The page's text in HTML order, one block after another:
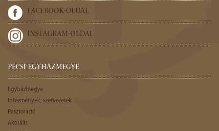
FACEBOOK-OLDAL
INSTAGRAM-OLDAL
PÉCSI EGYHÁZMEGYE
Egyházmegye
Intézmények, szervezetek
Pasztoráció
Aktuális